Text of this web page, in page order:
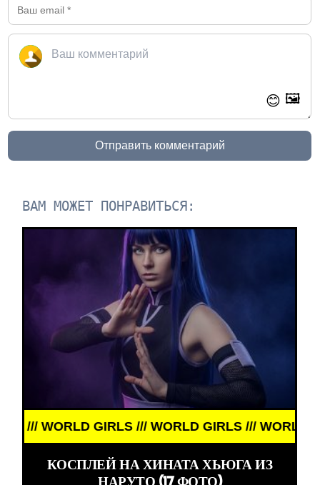
😊 🖼️
Отправить комментарий
ВАМ МОЖЕТ ПОНРАВИТЬСЯ:
/// WORLD GIRLS /// WORLD GIRLS ///
КОСПЛЕЙ НА ХИНАТА ХЬЮГА ИЗ
НАРУТО (17 ФОТО)